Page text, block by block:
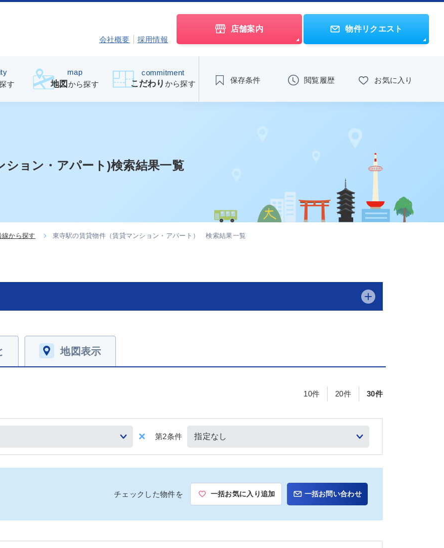
会社概要 採用情報
店舗案内 物件リクエスト
す
map
地図 から探す
commitment
こだわり から探す 保存条件 閲覧履歴 お気に入り
ション・アパート)検索結果一覧
線から探す 東寺駅の賃貸物件（賃貸マンション・アパート） 検索結果一覧
地図表示
第2条件
10件 20件 30件
チェックした物件を 一括お気に入り追加 一括お問い合わせ